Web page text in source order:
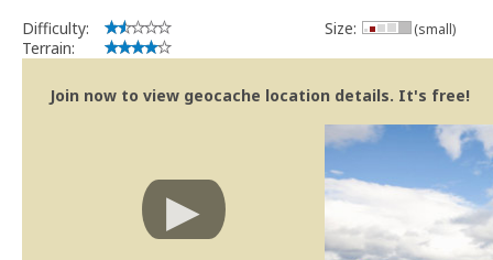
Difficulty:
Terrain:
Size: (small)
Join now to view geocache location details. It's free!